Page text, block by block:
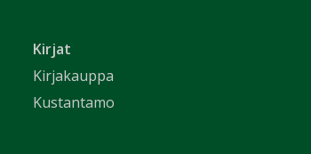
Kirjat
Kirjakauppa
Kustantamo